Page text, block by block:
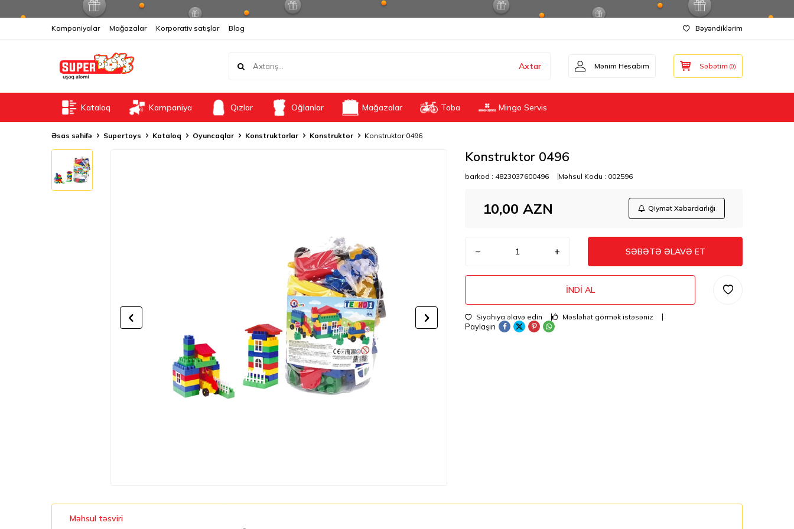
Kampaniyalar Mağazalar Korporativ satışlar Blog Bəyəndiklərim
Axtar Mənim Hesabım Səbətim (0)
Kataloq Kampaniya Qızlar Oğlanlar Mağazalar Toba Mingo Servis
Əsas səhifə Supertoys Kataloq Oyuncaqlar Konstruktorlar Konstruktor Konstruktor 0496
Konstruktor 0496
barkod : 4823037600496 Məhsul Kodu : 002596
10,00 AZN Qiymət Xəbərdarlığı
SƏBƏTƏ ƏLAVƏ ET
İNDI AL
Siyahıya əlavə edin Məsləhət görmək istəsəniz
Paylaşın
Məhsul təsviri